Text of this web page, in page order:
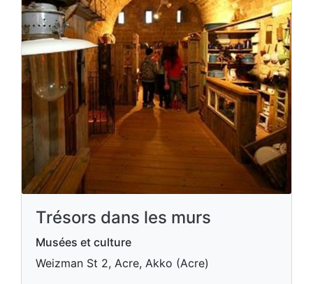
Trésors dans les murs
Musées et culture
Weizman St 2, Acre, Akko (Acre)